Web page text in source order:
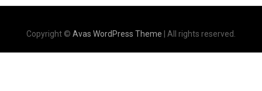
Copyright © Avas WordPress Theme | All rights reserved.